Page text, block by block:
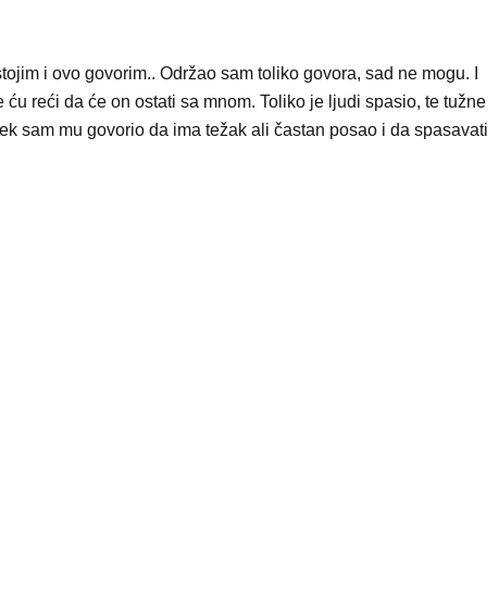
i ovo govorim.. Održao sam toliko govora, sad ne mogu. I
reći da će on ostati sa mnom. Toliko je ljudi spasio, te tužne
sam mu govorio da ima težak ali častan posao i da spasavati